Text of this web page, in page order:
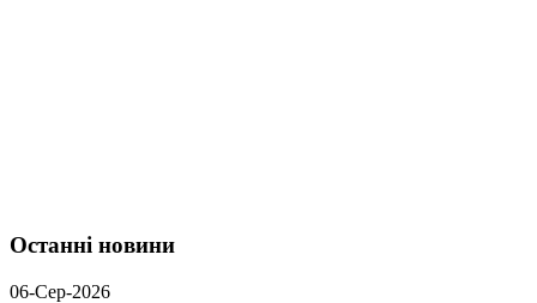
Останні новини
06-Сер-2026